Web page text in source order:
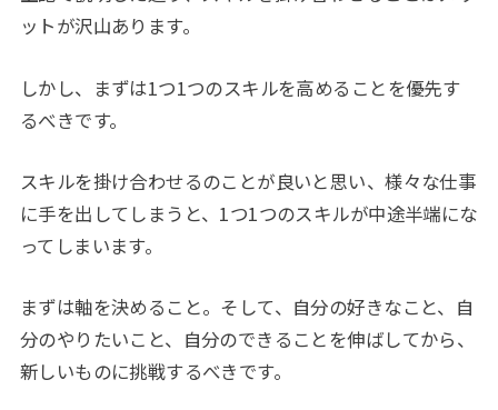
ットが沢山あります。
しかし、まずは1つ1つのスキルを高めることを優先す
るべきです。
スキルを掛け合わせるのことが良いと思い、様々な仕事
に手を出してしまうと、1つ1つのスキルが中途半端にな
ってしまいます。
まずは軸を決めること。そして、自分の好きなこと、自
分のやりたいこと、自分のできることを伸ばしてから、
新しいものに挑戦するべきです。